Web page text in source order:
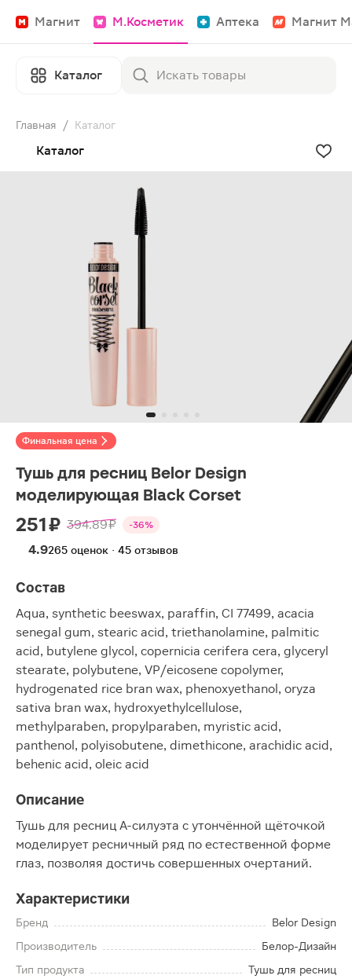
Магнит М.Косметик Аптека Магнит
Каталог
Главная / Каталог
Каталог
Финальная цена
Тушь для ресниц Belor Design
моделирующая Black Corset
251 ₽ 394.89 ₽ -36%
4.9265 оценок · 45 отзывов
Состав
Aqua, synthetic beeswax, paraffin, CI 77499, acacia
senegal gum, stearic acid, triethanolamine, palmitic
acid, butylene glycol, copernicia cerifera cera, glyceryl
stearate, polybutene, VP/eicosene copolymer,
hydrogenated rice bran wax, phenoxyethanol, oryza
sativa bran wax, hydroxyethylcellulose,
methylparaben, propylparaben, myristic acid,
panthenol, polyisobutene, dimethicone, arachidic acid,
behenic acid, oleic acid
Описание
Тушь для ресниц А-силуэта с утончённой щёточкой
моделирует ресничный ряд по естественной форме
глаз, позволяя достичь совершенных очертаний.
Характеристики
Бренд
Belor Design
Производитель
Белор-Дизайн
Тип продукта
Тушь для ресниц